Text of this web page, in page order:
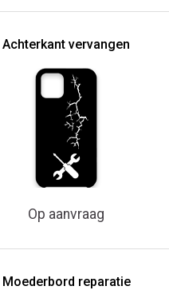
Achterkant vervangen
Op aanvraag
Moederbord reparatie